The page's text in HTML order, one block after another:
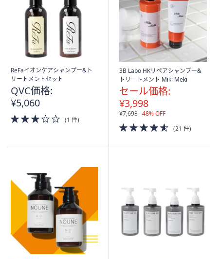
ReFaイオンケアシャンプー&ト
リートメントセット
QVC価格:
¥5,060
3.0
of
(1 件)
3B Labo HKリペアシャンプー&
トリートメント Miki Meki
セール価格:
¥3,998
¥7,698 48% OFF
4.5
of
(21 件)